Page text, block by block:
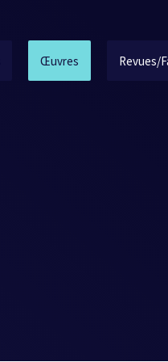
Œuvres Revues/